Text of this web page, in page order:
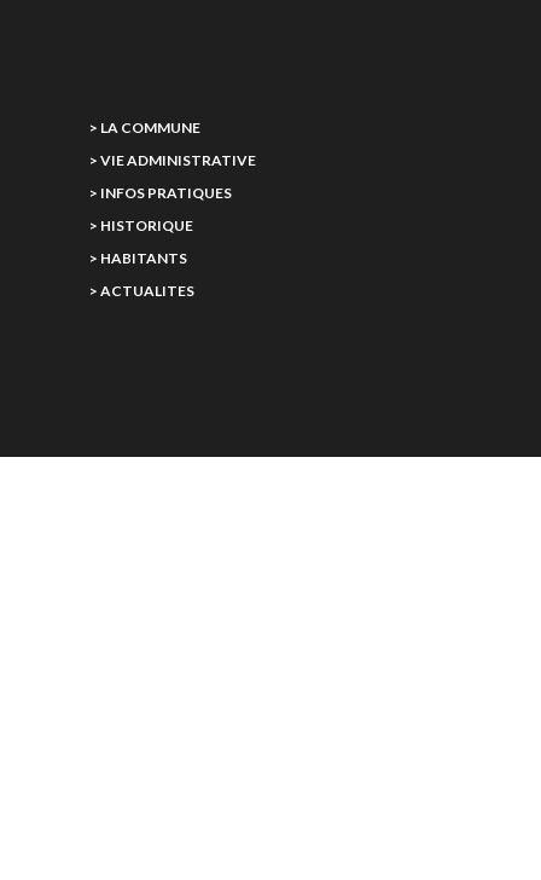
> LA COMMUNE
> VIE ADMINISTRATIVE
> INFOS PRATIQUES
> HISTORIQUE
> HABITANTS
> ACTUALITES